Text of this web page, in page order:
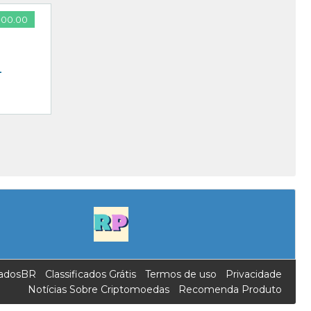
Classificados Grátis Termos de uso
Privacidade
Notícias Sobre Criptomoedas
Recomenda Produto